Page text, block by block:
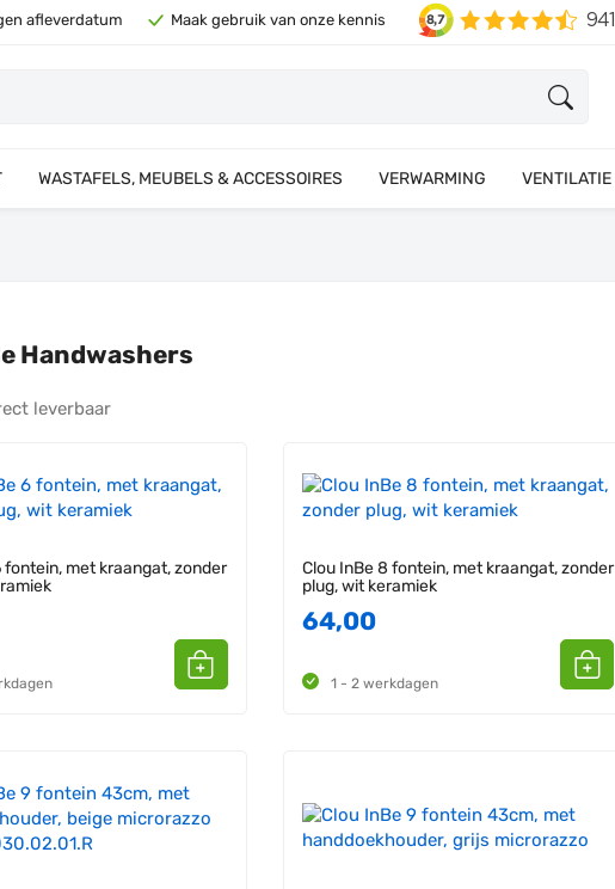
afleverdatum Maak gebruik van onze kennis
WASTAFELS, MEUBELS & ACCESSOIRES VERWARMING VENTILATIE
Handwashers
leverbaar
fontein, met kraangat, zonder
Clou InBe 8 fontein, met kraangat, zonder
plug, wit keramiek
64,00
1 - 2 werkdagen